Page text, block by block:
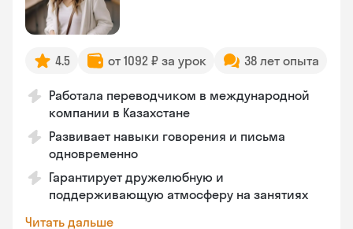
4.5 от 1092 ₽ за урок 38 лет опыта
Работала переводчиком в международной
компании в Казахстане
Развивает навыки говорения и письма
одновременно
Гарантирует дружелюбную и
поддерживающую атмосферу на занятиях
Читать дальше